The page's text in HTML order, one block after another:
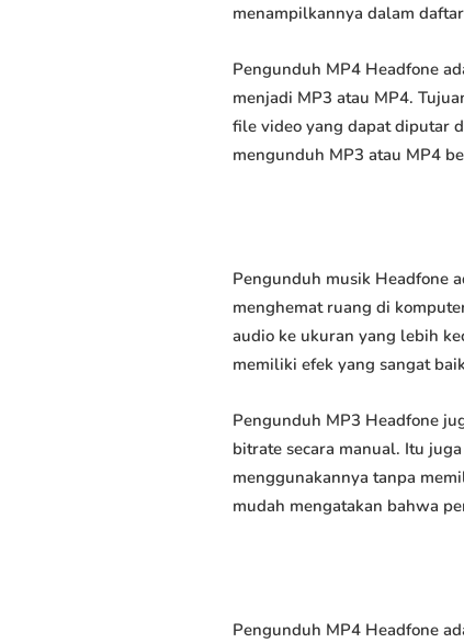
menampilkannya dalam
Pengunduh MP4 Headfone
menjadi MP3 atau MP4.
file video yang dapat diputar
mengunduh MP3 atau MP4
Pengunduh musik Headfone
menghemat ruang di
audio ke ukuran yang lebih
memiliki efek yang sangat
Pengunduh MP3 Headfone
bitrate secara manual. Itu
menggunakannya tanpa
mudah mengatakan bahwa
Pengunduh MP4 Headfone